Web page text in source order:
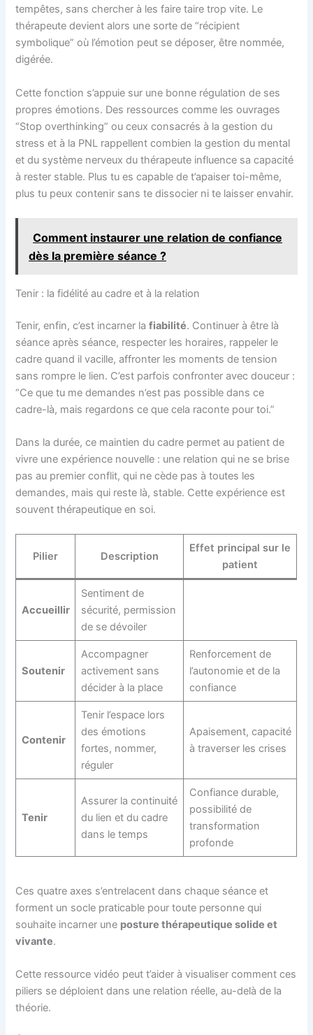
tempêtes, sans chercher à les faire taire trop vite. Le
thérapeute devient alors une sorte de “récipient
symbolique” où l’émotion peut se déposer, être nommée,
digérée.
Cette fonction s’appuie sur une bonne régulation de ses
propres émotions. Des ressources comme les ouvrages
“Stop overthinking” ou ceux consacrés à la gestion du
stress et à la PNL rappellent combien la gestion du mental
et du système nerveux du thérapeute influence sa capacité
à rester stable. Plus tu es capable de t’apaiser toi-même,
plus tu peux contenir sans te dissocier ni te laisser envahir.
Comment instaurer une relation de confiance
dès la première séance ?
Tenir : la fidélité au cadre et à la relation
Tenir, enfin, c’est incarner lafiabilité. Continuer à être là
séance après séance, respecter les horaires, rappeler le
cadre quand il vacille, affronter les moments de tension
sans rompre le lien. C’est parfois confronter avec douceur :
“Ce que tu me demandes n’est pas possible dans ce
cadre-là, mais regardons ce que cela raconte pour toi.”
Dans la durée, ce maintien du cadre permet au patient de
vivre une expérience nouvelle : une relation qui ne se brise
pas au premier conflit, qui ne cède pas à toutes les
demandes, mais qui reste là, stable. Cette expérience est
souvent thérapeutique en soi.
Pilier Description
Effet principal sur le
patient
Accueillir
Sentiment de
sécurité, permission
de se dévoiler
Soutenir
Accompagner
activement sans
décider à la place
Renforcement de
l’autonomie et de la
confiance
Contenir
Tenir l’espace lors
des émotions
fortes, nommer,
réguler
Apaisement, capacité
à traverser les crises
Tenir
Assurer la continuité
du lien et du cadre
dans le temps
Confiance durable,
possibilité de
transformation
profonde
Ces quatre axes s’entrelacent dans chaque séance et
forment un socle praticable pour toute personne qui
souhaite incarner une posture thérapeutique solide et
vivante.
Cette ressource vidéo peut t’aider à visualiser comment ces
piliers se déploient dans une relation réelle, au-delà de la
théorie.